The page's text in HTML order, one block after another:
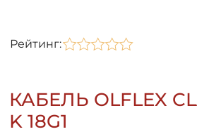
Рейтинг:
КАБЕЛЬ OLFLEX
K 18G1